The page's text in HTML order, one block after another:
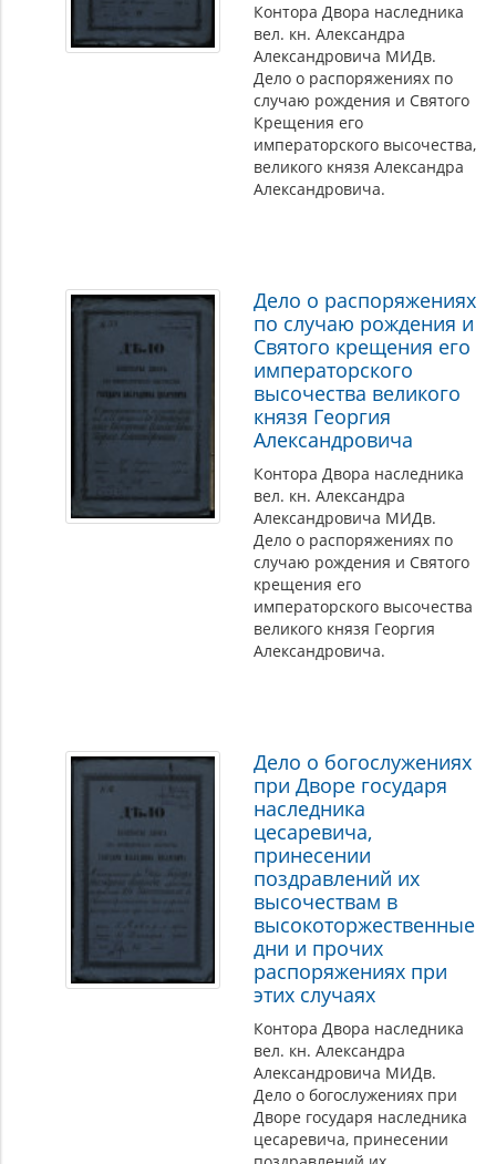
Контора Двора наследника
вел. кн. Александра
Александровича МИДв.
Дело о распоряжениях по
случаю рождения и Святого
Крещения его
императорского высочества,
великого князя Александра
Александровича.
Дело о распоряжениях
по случаю рождения и
Святого крещения его
императорского
высочества великого
князя Георгия
Александровича
Контора Двора наследника
вел. кн. Александра
Александровича МИДв.
Дело о распоряжениях по
случаю рождения и Святого
крещения его
императорского высочества
великого князя Георгия
Александровича.
Дело о богослужениях
при Дворе государя
наследника
цесаревича,
принесении
поздравлений их
высочествам в
высокоторжественные
дни и прочих
распоряжениях при
этих случаях
Контора Двора наследника
вел. кн. Александра
Александровича МИДв.
Дело о богослужениях при
Дворе государя наследника
цесаревича, принесении